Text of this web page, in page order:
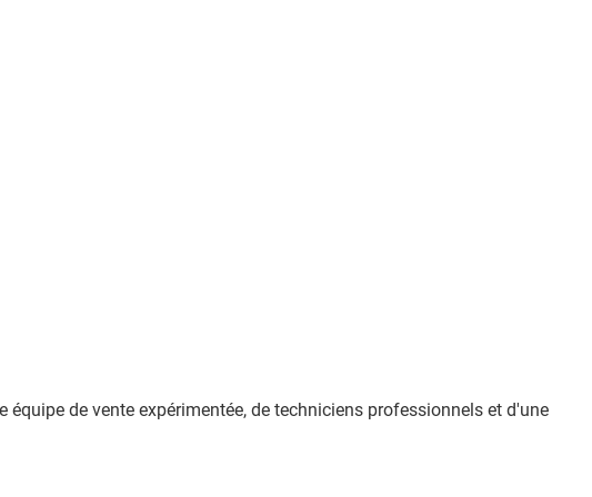
de vente expérimentée, de techniciens professionnels et d'une